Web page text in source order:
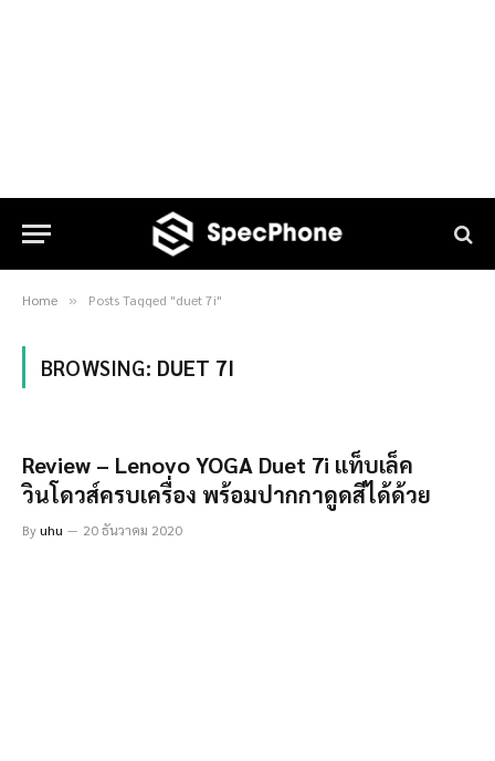
Home » Posts Tagged "duet 7i"
BROWSING: DUET 7I
Review – Lenovo YOGA Duet 7i แท็บเล็ค
วินโดวส์ครบเครื่อง พร้อมปากกาดูดสีได้ด้วย
Byuhu 20 ธันวาคม 2020